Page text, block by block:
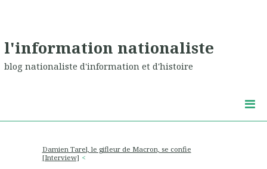
l'information nationaliste
blog nationaliste d'information et d'histoire
Damien Tarel, le gifleur de Macron, se confie
[Interview]